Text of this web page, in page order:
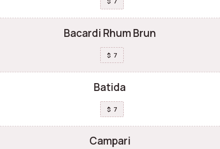
Bacardi Rhum Brun
$ 7
Batida
$ 7
Campari